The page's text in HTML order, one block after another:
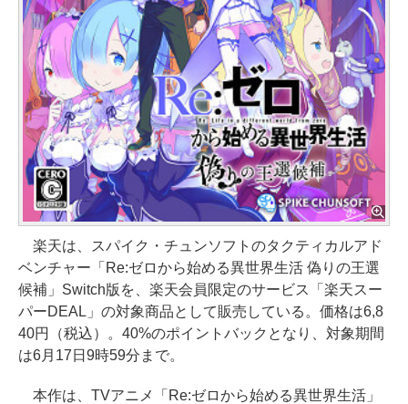
楽天は、スパイク・チュンソフトのタクティカルアド
ベンチャー「Re:ゼロから始める異世界生活 偽りの王選
候補」Switch版を、楽天会員限定のサービス「楽天スー
パーDEAL」の対象商品として販売している。価格は6,8
40円（税込）。40%のポイントバックとなり、対象期間
は6月17日9時59分まで。
本作は、TVアニメ「Re:ゼロから始める異世界生活」